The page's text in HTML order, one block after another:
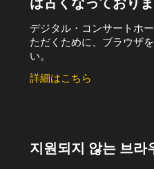
デジタル・コンサートホ
ただくために、ブラウザ
い。
詳細はこちら
지원되지 않는 브라